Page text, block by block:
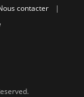
contacter
|